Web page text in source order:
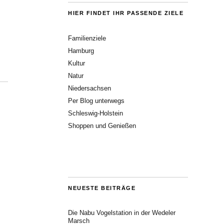
HIER FINDET IHR PASSENDE ZIELE
Familienziele
Hamburg
Kultur
Natur
Niedersachsen
Per Blog unterwegs
Schleswig-Holstein
Shoppen und Genießen
NEUESTE BEITRÄGE
Die Nabu Vogelstation in der Wedeler
Marsch